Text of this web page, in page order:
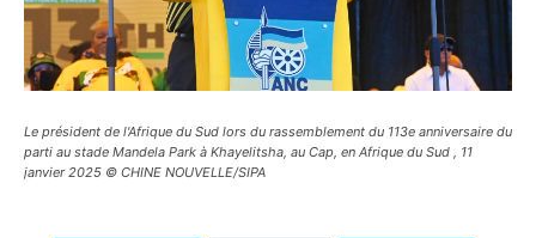
Le président de l'Afrique du Sud lors du rassemblement du 113e anniversaire du
parti au stade Mandela Park à Khayelitsha, au Cap, en Afrique du Sud , 11
janvier 2025 © CHINE NOUVELLE/SIPA